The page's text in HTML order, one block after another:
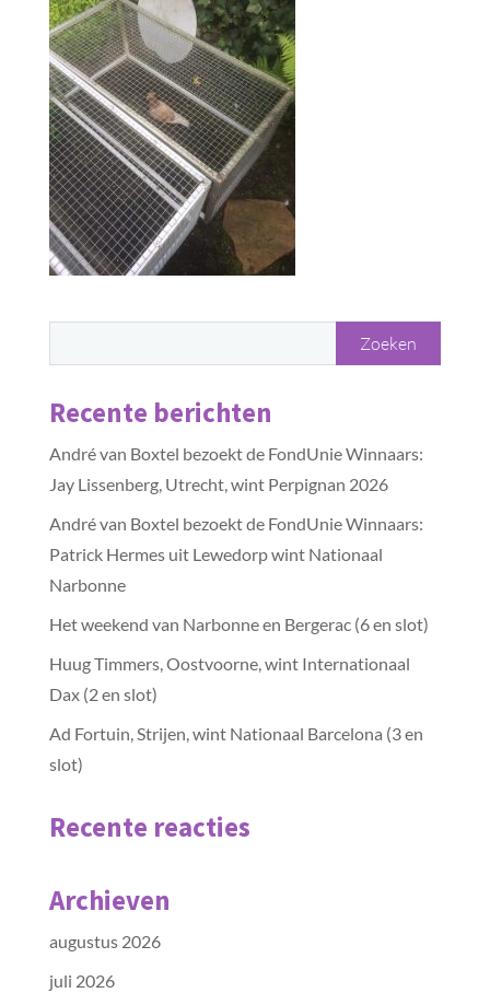
Recente berichten
André van Boxtel bezoekt de FondUnie Winnaars:
Jay Lissenberg, Utrecht, wint Perpignan 2026
André van Boxtel bezoekt de FondUnie Winnaars:
Patrick Hermes uit Lewedorp wint Nationaal
Narbonne
Het weekend van Narbonne en Bergerac (6 en slot)
Huug Timmers, Oostvoorne, wint Internationaal
Dax (2 en slot)
Ad Fortuin, Strijen, wint Nationaal Barcelona (3 en
slot)
Recente reacties
Archieven
augustus 2026
juli 2026